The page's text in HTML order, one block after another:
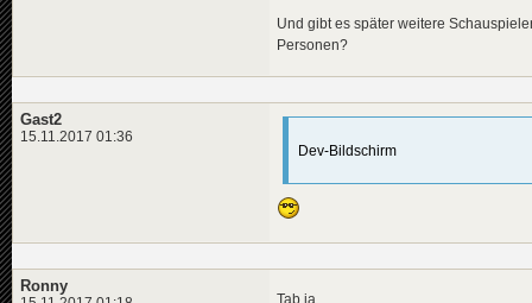
Und gibt es später weitere
Personen?
Gast2
15.11.2017 01:36
Dev-Bildschirm
Ronny